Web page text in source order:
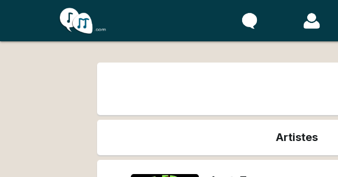
Artistes